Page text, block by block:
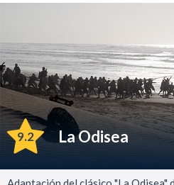
9.2 La Odisea